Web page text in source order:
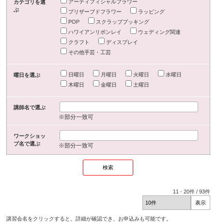
カテゴリを選
ぶ
アーティフィシャルフラワー
プリザーブドフラワー
ラッピング
POP
スクラップブッキング
ハワイアンリボンレイ
ウェディング関連
クラフト
ディスプレイ
その他手芸・工芸
曜日を選ぶ 日曜日 月曜日 火曜日
水曜日
木曜日
金曜日 土曜日
講師名で選ぶ
※部分一致可
ワークショッ
プ名で選ぶ
※部分一致可
11 -20件 /93件
講習会名をクリックすると、詳細が確認でき、お申込みも可能です。